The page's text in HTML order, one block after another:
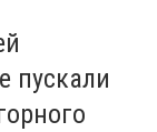
пускали